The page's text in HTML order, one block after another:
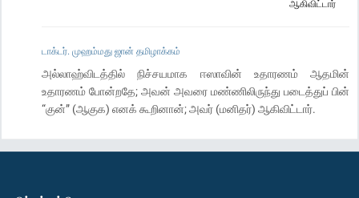
ஆகிவிட்டார்
டாக்டர். முஹம்மது ஜான் தமிழாக்கம்
அல்லாஹ்விடத்தில் நிச்சயமாக ஈஸாவின் உதாரணம் ஆதமின்
உதாரணம் போன்றதே; அவன் அவரை மண்ணிலிருந்து படைத்துப் பின்
“குன்” (ஆகுக) எனக் கூறினான்; அவர் (மனிதர்) ஆகிவிட்டார்.